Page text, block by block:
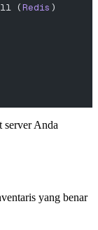
(Redis )
server Anda
yang benar